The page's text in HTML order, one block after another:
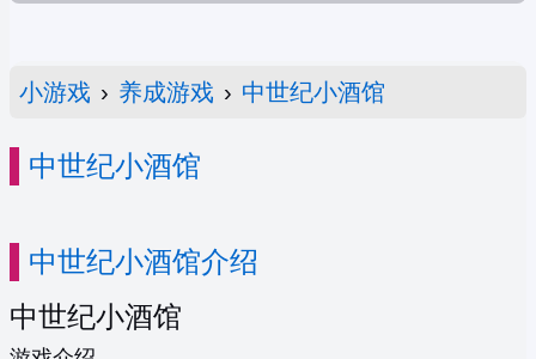
小游戏 › 养成游戏 › 中世纪小酒馆
中世纪小酒馆
中世纪小酒馆介绍
中世纪小酒馆